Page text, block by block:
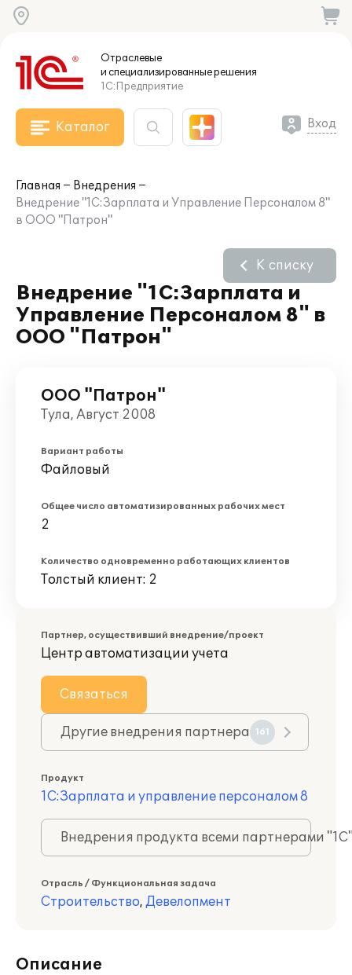
Отраслевые
и специализированныерешения
1С:Предприятие
Каталог Вход
Главная
Внедрения
Внедрение "1С:Зарплата и Управление Персоналом 8"
в ООО "Патрон"
Внедрение "1С:Зарплата и
Управление Персоналом 8" в
ООО "Патрон"
К списку
ООО "Патрон"
Тула, Август 2008
Вариант работы
Файловый
Общее число автоматизированных рабочих мест
2
Количество одновременно работающих клиентов
Толстый клиент: 2
Партнер, осуществивший внедрение/проект
Центр автоматизации учета
Связаться
Другие внедрения партнера 161
Продукт
1С:Зарплата и управление персоналом 8
Внедрения продукта всеми партнерами
Отрасль / Функциональная задача
Строительство, Девелопмент
Описание